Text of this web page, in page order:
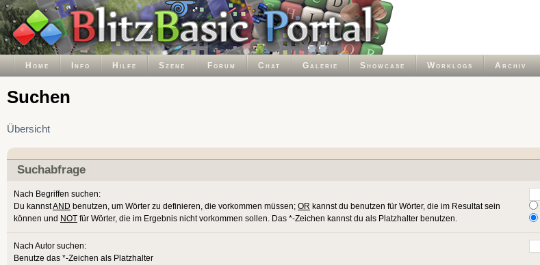
Home Info Hilfe Szene Forum Chat Galerie Showcase Worklogs Archiv
Suchen
Übersicht
Suchabfrage
Nach Begriffen suchen:
Du kannstAND benutzen, um Wörter zu definieren, die vorkommen müssen; OR kannst du benutzen für Wörter, die im Resultat sein
können und NOT für Wörter, die im Ergebnis nicht vorkommen sollen. Das *-Zeichen kannst du als Platzhalter benutzen.
Nach Autor suchen:
Benutze das *-Zeichen als Platzhalter